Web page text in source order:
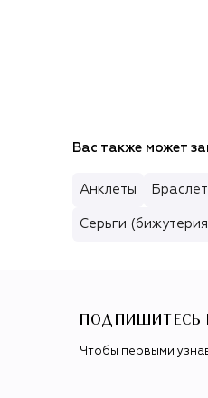
Вас также может
Анклеты
Серьги
ПОДПИШИТЕСЬ
Чтобы первыми